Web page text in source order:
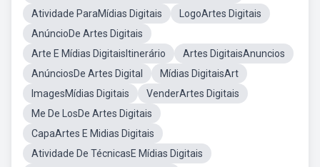
Atividade ParaMídias Digitais
LogoArtes Digitais
AnúncioDe Artes Digitais
Arte E Mídias DigitaisItinerário
Artes DigitaisAnuncios
AnúnciosDe Artes Digital
Mídias DigitaisArt
ImagesMídias Digitais
VenderArtes Digitais
Me De LosDe Artes Digitais
CapaArtes E Midias Digitais
Atividade De TécnicasE Mídias Digitais